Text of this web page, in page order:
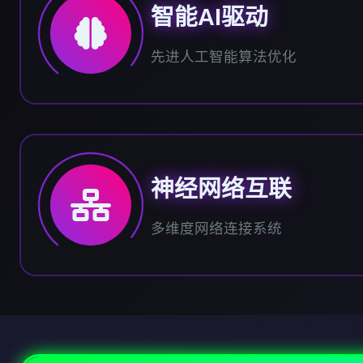
智能AI驱动
先进人工智能算法优化
神经网络互联
多维度网络连接系统